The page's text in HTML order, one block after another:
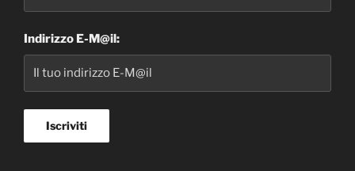
Indirizzo E-M@il: